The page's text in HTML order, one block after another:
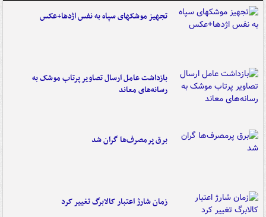
تجهیز موشکهای سپاه به نفس اژدها+عکس
بازداشت عامل ارسال تصاویر پرتاب موشک به
رسانه‌های معاند
برق پرمصرف‌ها گران شد
زمان شارژ اعتبار کالابرگ تغییر کرد